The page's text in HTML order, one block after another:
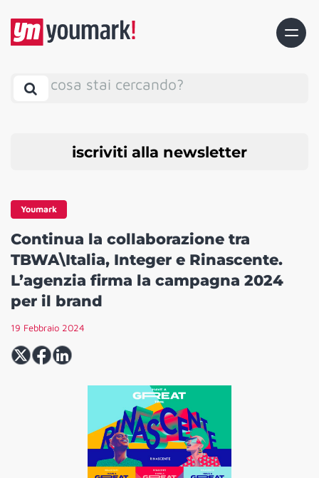
cosa stai cercando?
iscriviti alla newsletter
Youmark
Continua la collaborazione tra
TBWA\Italia, Integer e Rinascente.
L’agenzia firma la campagna 2024
per il brand
19 Febbraio 2024